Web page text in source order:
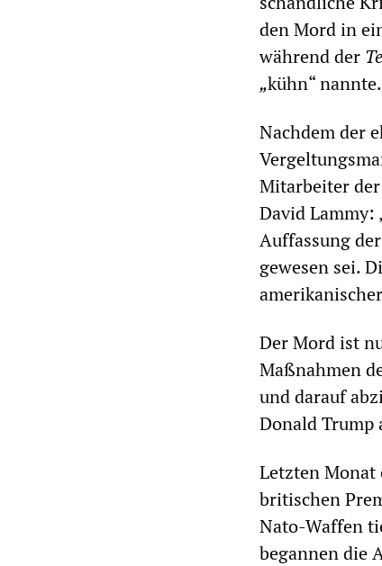
den Mord in
während der
„kühn“ nannte.
Nachdem der
Mitarbeiter der
David Lammy:
Auffassung
gewesen sei.
Der Mord ist
Maßnahmen
und darauf
Donald Trump
Letzten Monat
britischen
Nato-Waffen
begannen die